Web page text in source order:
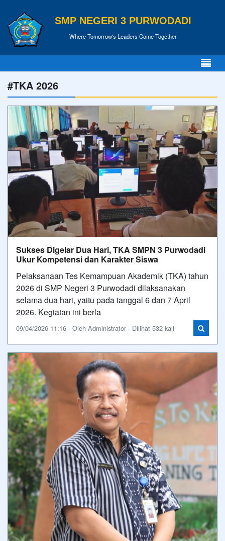
SMP NEGERI 3 PURWODADI
Where Tomorrow's Leaders Come Together
#TKA 2026
Sukses Digelar Dua Hari, TKA SMPN 3 Purwodadi
Ukur Kompetensi dan Karakter Siswa
Pelaksanaan Tes Kemampuan Akademik (TKA) tahun
2026 di SMP Negeri 3 Purwodadi dilaksanakan
selama dua hari, yaitu pada tanggal 6 dan 7 April
2026. Kegiatan ini berla
09/04/2026 11:16 - Oleh Administrator - Dilihat 532 kali